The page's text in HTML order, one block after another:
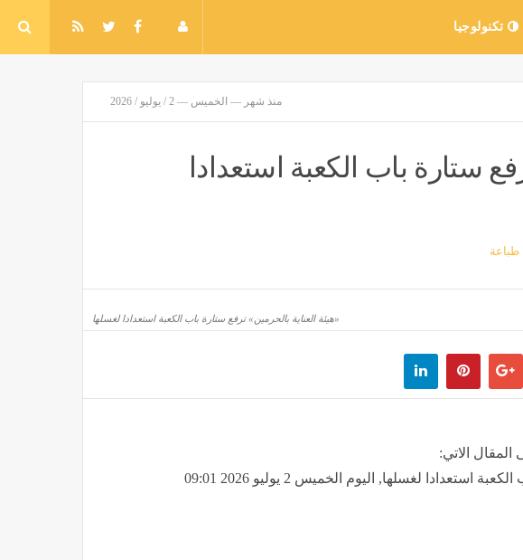
تكنولوجيا
منذ شهر — الخميس — 2 / يوليو / 2026
ستارة باب الكعبة استعدادا
طباعة
«هيئة العناية بالحرمين» ترفع ستارة باب الكعبة استعدادا لغسلها
الاتي:
«هيئة العناية بالحرمين» ترفع ستارة باب الكعبة استعدادا لغسلها, اليوم الخميس 2 يوليو 2026 09:01